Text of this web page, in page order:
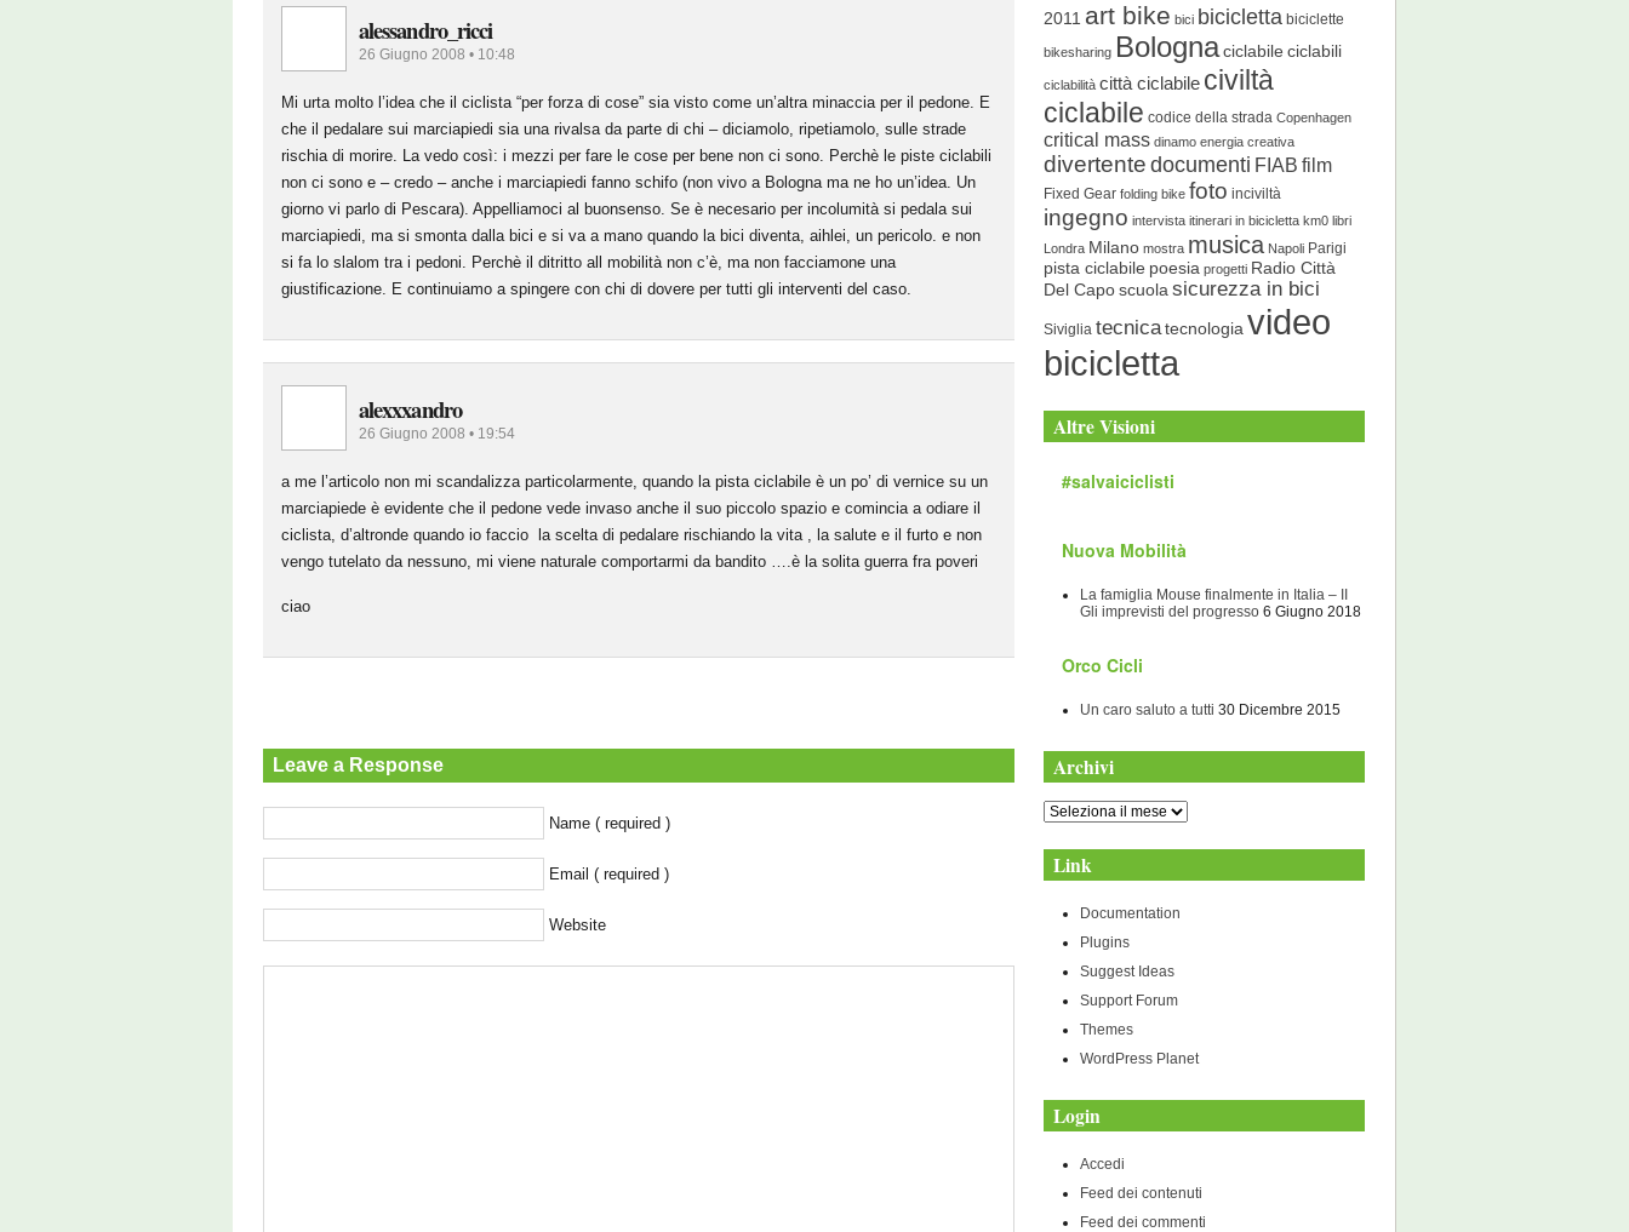
alessandro_ricci
26 Giugno 2008 • 10:48
Mi urta molto l’idea che il ciclista “per forza di cose” sia visto come un’altra minaccia per il pedone. E
che il pedalare sui marciapiedi sia una rivalsa da parte di chi – diciamolo, ripetiamolo, sulle strade
rischia di morire. La vedo così: i mezzi per fare le cose per bene non ci sono. Perchè le piste ciclabili
non ci sono e – credo – anche i marciapiedi fanno schifo (non vivo a Bologna ma ne ho un’idea. Un
giorno vi parlo di Pescara). Appelliamoci al buonsenso. Se è necesario per incolumità si pedala sui
marciapiedi, ma si smonta dalla bici e si va a mano quando la bici diventa, aihlei, un pericolo. e non
si fa lo slalom tra i pedoni. Perchè il ditritto all mobilità non c’è, ma non facciamone una
giustificazione. E continuiamo a spingere con chi di dovere per tutti gli interventi del caso.
alexxxandro
26 Giugno 2008 • 19:54
a me l’articolo non mi scandalizza particolarmente, quando la pista ciclabile è un po’ di vernice su un
marciapiede è evidente che il pedone vede invaso anche il suo piccolo spazio e comincia a odiare il
ciclista, d’altronde quando io faccio la scelta di pedalare rischiando la vita , la salute e il furto e non
vengo tutelato da nessuno, mi viene naturale comportarmi da bandito ….è la solita guerra fra poveri
ciao
Leave a Response
Name ( required )
Email ( required )
Website
2011 art bike bici bicicletta biciclette
bikesharing Bolognaciclabile ciclabili
ciclabilità città ciclabile civiltà
ciclabile codice della strada Copenhagen
critical mass dinamo energia creativa
divertentedocumenti FIAB film
Fixed Gear folding bike foto inciviltà
ingegno intervista itinerari in bicicletta km0 libri
Londra Milano mostra musica Napoli Parigi
pista ciclabile poesia progetti Radio Città
Del Capo scuolasicurezza in bici
Siviglia tecnicatecnologiavideo
bicicletta
Altre Visioni
#salvaiciclisti
Nuova Mobilità
La famiglia Mouse finalmente in Italia – II
Gli imprevisti del progresso 6 Giugno 2018
Orco Cicli
Un caro saluto a tutti 30 Dicembre 2015
Archivi
Archivi
Link
Documentation
Plugins
Suggest Ideas
Support Forum
Themes
WordPress Planet
Login
Accedi
Feed dei contenuti
Feed dei commenti